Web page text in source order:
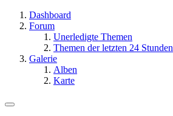
Dashboard
Forum
Unerledigte Themen
Themen der letzten 24 Stunden
Galerie
Alben
Karte